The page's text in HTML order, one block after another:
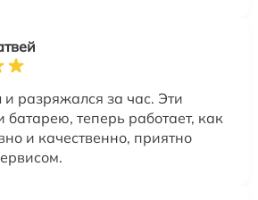
разряжался за час. Эти
батарею, теперь работает, как
и качественно, приятно